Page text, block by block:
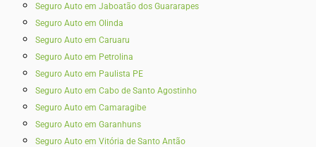
Seguro Auto em Jaboatão dos Guararapes
Seguro Auto em Olinda
Seguro Auto em Caruaru
Seguro Auto em Petrolina
Seguro Auto em Paulista PE
Seguro Auto em Cabo de Santo Agostinho
Seguro Auto em Camaragibe
Seguro Auto em Garanhuns
Seguro Auto em Vitória de Santo Antão